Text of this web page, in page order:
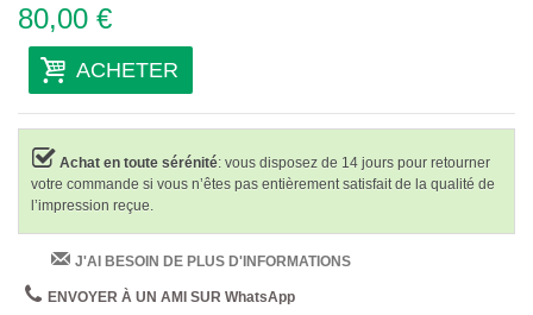
80,00 €
ACHETER
Achat en toute sérénité: vous disposez de 14 jours pour retourner
votre commande si vous n’êtes pas entièrement satisfait de la qualité de
l’impression reçue.
J'AI BESOIN DE PLUS D'INFORMATIONS
ENVOYER À UN AMI SUR WhatsApp